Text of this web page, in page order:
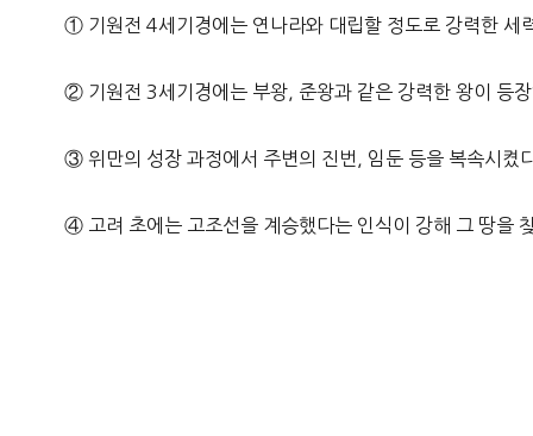
① 기원전 4세기경에는 연나라와 대립할 정도로 강력한 세
② 기원전 3세기경에는 부왕, 준왕과 같은 강력한 왕이 등
③ 위만의 성장 과정에서 주변의 진번, 임둔 등을 복속시켰
④ 고려 초에는 고조선을 계승했다는 인식이 강해 그 땅을